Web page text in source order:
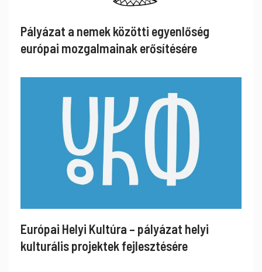
Pályázat a nemek közötti egyenlőség
európai mozgalmainak erősítésére
Európai Helyi Kultúra – pályázat helyi
kulturális projektek fejlesztésére